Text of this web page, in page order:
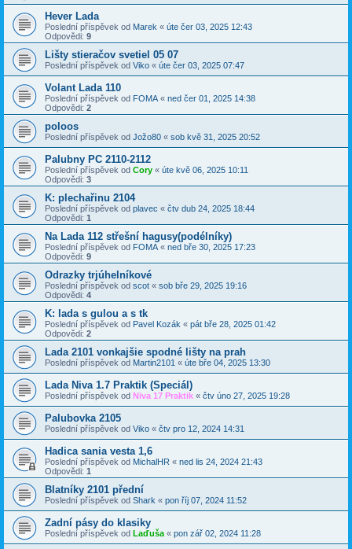
Hever Lada
Poslední příspěvek od Marek « úte čer 03, 2025 12:43
Odpovědi: 9
Lišty stieračov svetiel 05 07
Poslední příspěvek od Viko « úte čer 03, 2025 07:47
Volant Lada 110
Poslední příspěvek od FOMA « ned čer 01, 2025 14:38
Odpovědi: 2
poloos
Poslední příspěvek od Jožo80 « sob kvě 31, 2025 20:52
Palubny PC 2110-2112
Poslední příspěvek od Cory « úte kvě 06, 2025 10:11
Odpovědi: 3
K: plechařinu 2104
Poslední příspěvek od plavec « čtv dub 24, 2025 18:44
Odpovědi: 1
Na Lada 112 střešní hagusy(podélníky)
Poslední příspěvek od FOMA « ned bře 30, 2025 17:23
Odpovědi: 9
Odrazky trjúhelníkové
Poslední příspěvek od scot « sob bře 29, 2025 19:16
Odpovědi: 4
K: lada s gulou a s tk
Poslední příspěvek od Pavel Kozák « pát bře 28, 2025 01:42
Odpovědi: 2
Lada 2101 vonkajšie spodné lišty na prah
Poslední příspěvek od Martin2101 « úte bře 04, 2025 13:30
Lada Niva 1.7 Praktik (Speciál)
Poslední příspěvek od Niva 17 Praktik « čtv úno 27, 2025 19:28
Palubovka 2105
Poslední příspěvek od Viko « čtv pro 12, 2024 14:31
Hadica sania vesta 1,6
Poslední příspěvek od MichalHR « ned lis 24, 2024 21:43
Odpovědi: 1
Blatníky 2101 přední
Poslední příspěvek od Shark « pon říj 07, 2024 11:52
Zadní pásy do klasiky
Poslední příspěvek od Laďuša « pon zář 02, 2024 11:28